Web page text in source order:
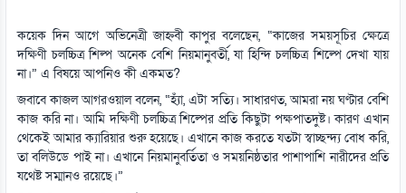
কয়েক দিন আগে অভিনেত্রী জাহ্নবী কাপুর বলেছেন, “কাজের সময়সূচির ক্ষেত্রে
দক্ষিণী চলচ্চিত্র শিল্প অনেক বেশি নিয়মানুবর্তী, যা হিন্দি চলচ্চিত্র শিল্পে দেখা যায়
না।” এ বিষয়ে আপনিও কী একমত?
জবাবে কাজল আগরওয়াল বলেন, “হ্যাঁ, এটা সত্যি। সাধারণত, আমরা নয় ঘণ্টার বেশি
কাজ করি না। আমি দক্ষিণী চলচ্চিত্র শিল্পের প্রতি কিছুটা পক্ষপাতদুষ্ট। কারণ এখান
থেকেই আমার ক্যারিয়ার শুরু হয়েছে। এখানে কাজ করতে যতটা স্বাচ্ছন্দ্য বোধ করি,
তা বলিউডে পাই না। এখানে নিয়মানুবর্তিতা ও সময়নিষ্ঠতার পাশাপাশি নারীদের প্রতি
যথেষ্ট সম্মানও রয়েছে।”